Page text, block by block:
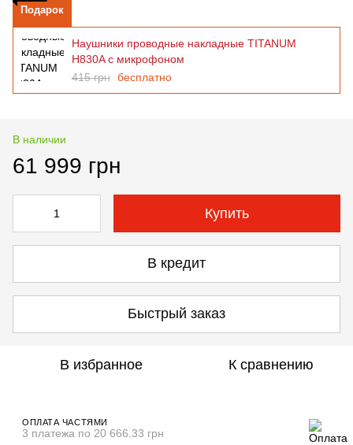
Подарок
Наушники проводные накладные TITANUM
H830A с микрофоном
415 грн бесплатно
В наличии
61 999 грн
Купить
В кредит
Быстрый заказ
В избранное К сравнению
ОПЛАТА ЧАСТЯМИ
3 платежа по 20 666.33 грн